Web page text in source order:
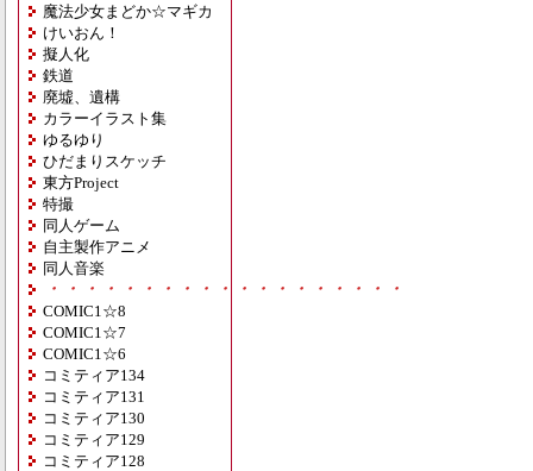
魔法少女まどか☆マギカ
けいおん！
擬人化
鉄道
廃墟、遺構
カラーイラスト集
ゆるゆり
ひだまりスケッチ
東方Project
特撮
同人ゲーム
自主製作アニメ
同人音楽
・・・・・・・・・・・・・・・・・・・
COMIC1☆8
COMIC1☆7
COMIC1☆6
コミティア134
コミティア131
コミティア130
コミティア129
コミティア128